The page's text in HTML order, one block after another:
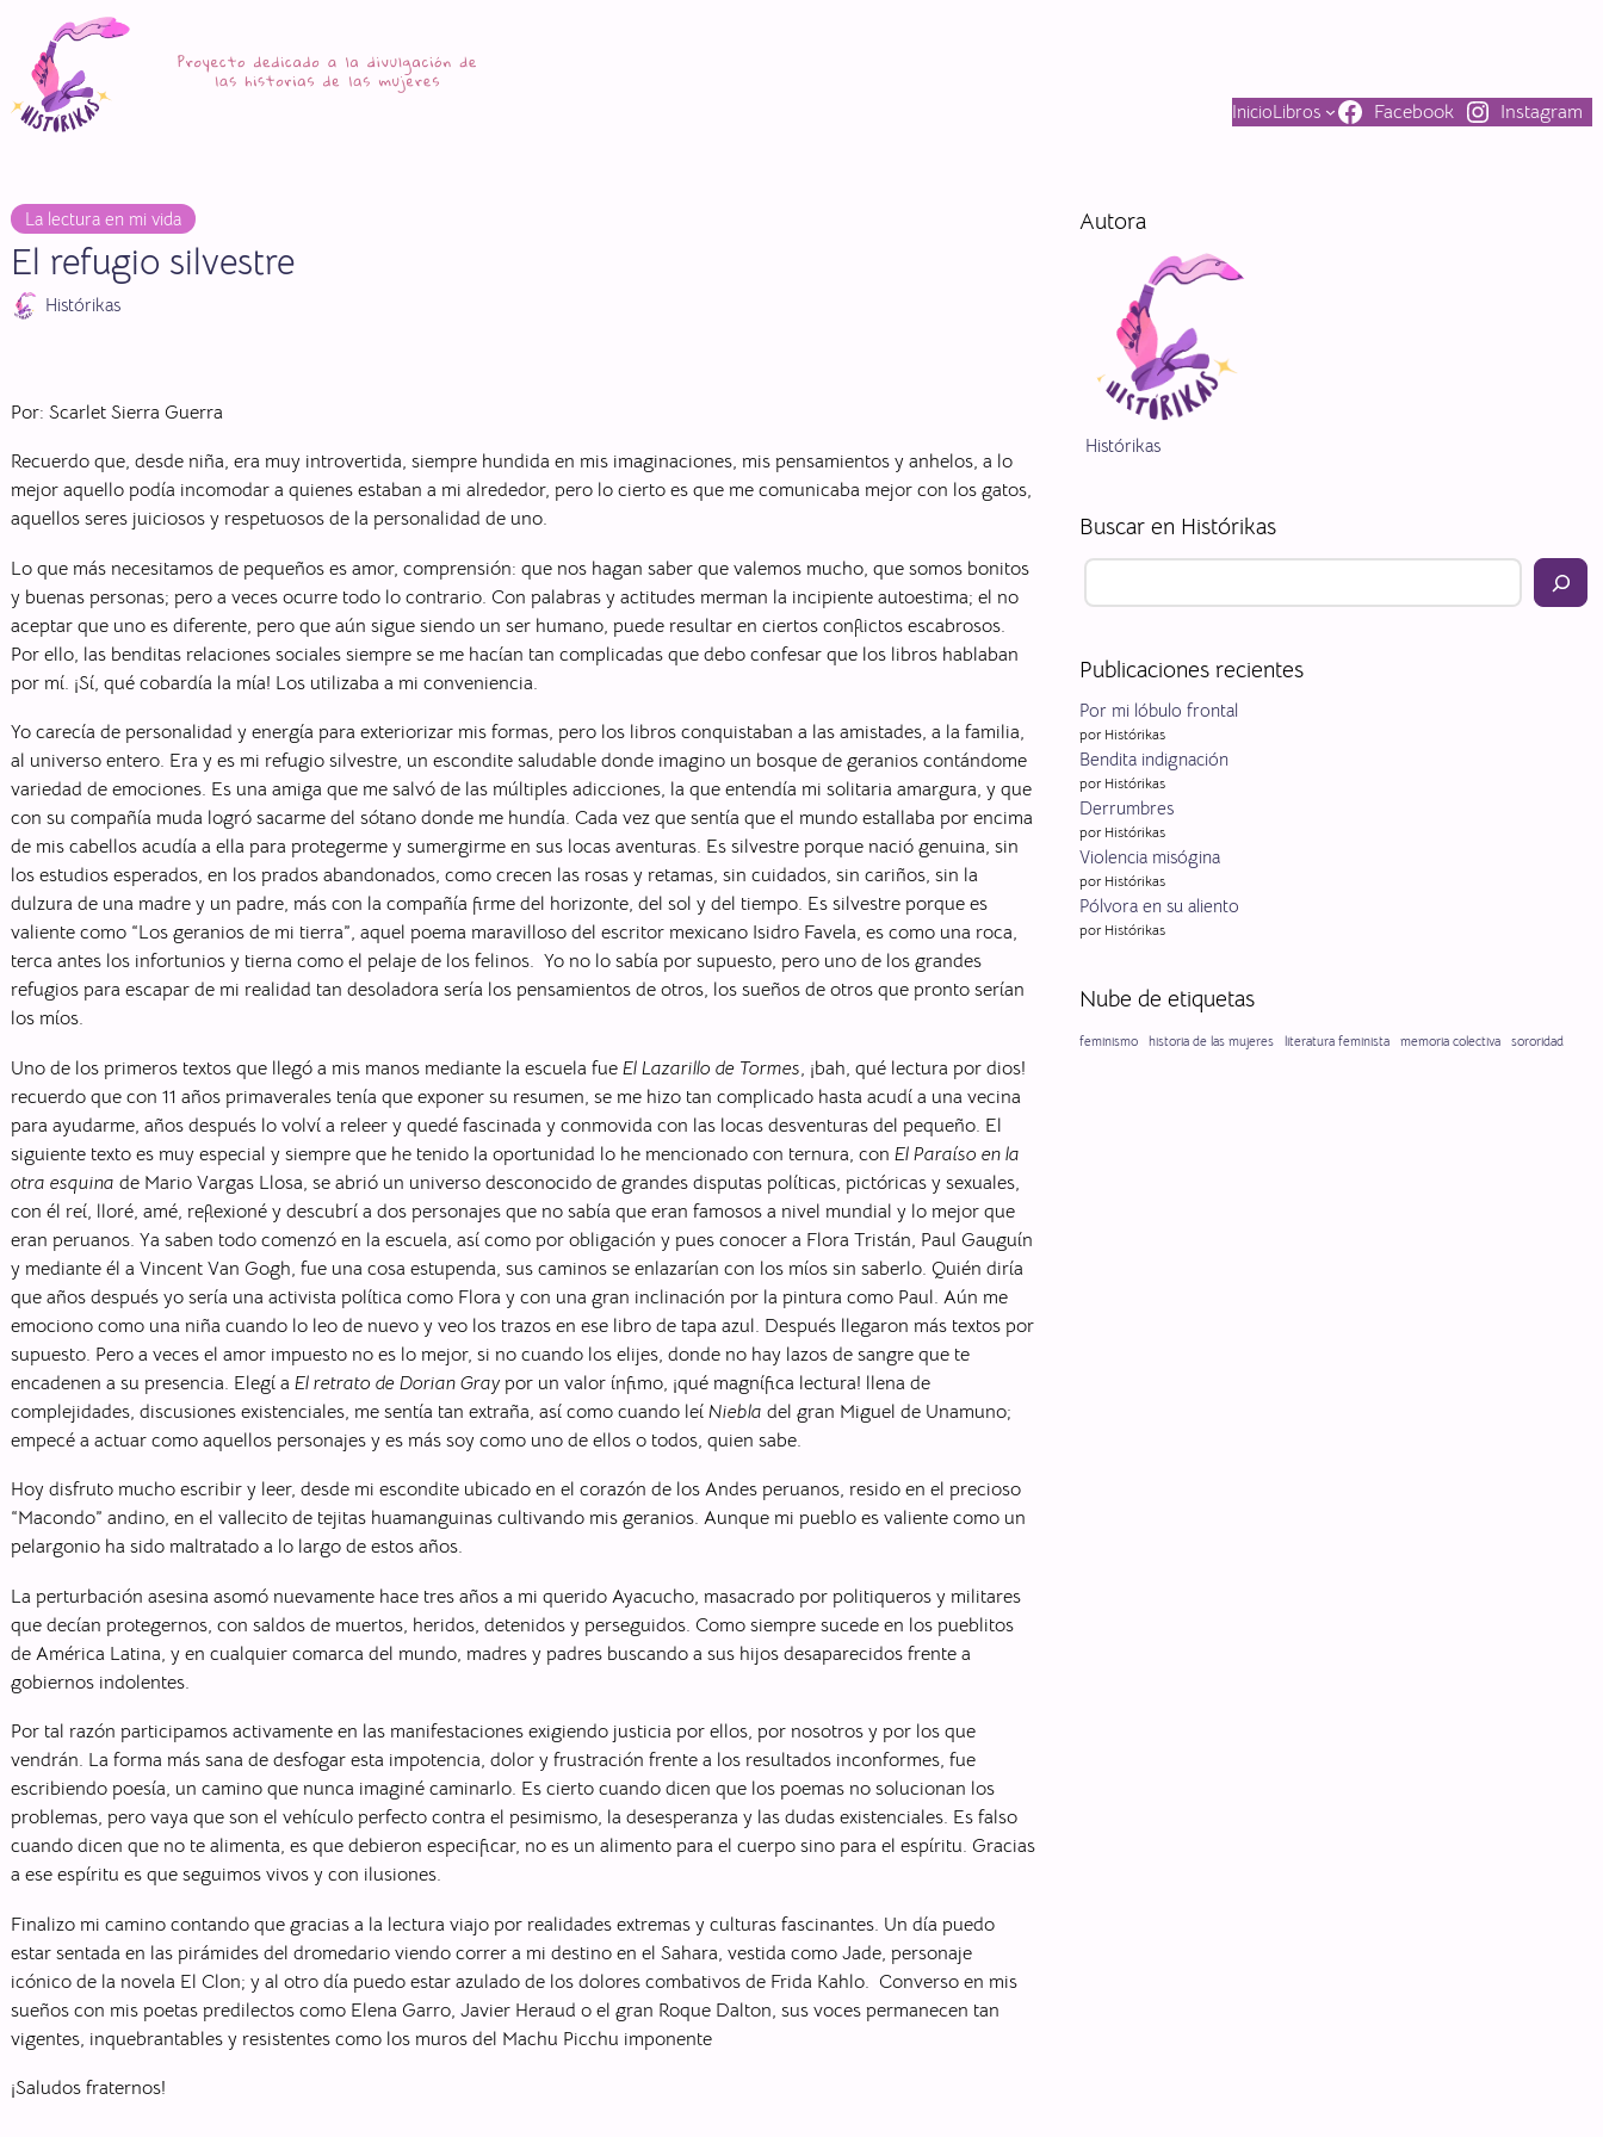
Saltar
contenido
InicioLibros Facebook Instagram
La lectura en mi vida
El refugio silvestre
Histórikas
Por: Scarlet Sierra Guerra
Recuerdo que, desde niña, era muy introvertida, siempre hundida en mis imaginaciones, mis pensamientos y anhelos, a lo
mejor aquello podía incomodar a quienes estaban a mi alrededor, pero lo cierto es que me comunicaba mejor con los gatos,
aquellos seres juiciosos y respetuosos de la personalidad de uno.
Lo que más necesitamos de pequeños es amor, comprensión: que nos hagan saber que valemos mucho, que somos bonitos
y buenas personas; pero a veces ocurre todo lo contrario. Con palabras y actitudes merman la incipiente autoestima; el no
aceptar que uno es diferente, pero que aún sigue siendo un ser humano, puede resultar en ciertos conflictos escabrosos.
Por ello, las benditas relaciones sociales siempre se me hacían tan complicadas que debo confesar que los libros hablaban
por mí. ¡Sí, qué cobardía la mía! Los utilizaba a mi conveniencia.
Yo carecía de personalidad y energía para exteriorizar mis formas, pero los libros conquistaban a las amistades, a la familia,
al universo entero. Era y es mi refugio silvestre, un escondite saludable donde imagino un bosque de geranios contándome
variedad de emociones. Es una amiga que me salvó de las múltiples adicciones, la que entendía mi solitaria amargura, y que
con su compañía muda logró sacarme del sótano donde me hundía. Cada vez que sentía que el mundo estallaba por encima
de mis cabellos acudía a ella para protegerme y sumergirme en sus locas aventuras. Es silvestre porque nació genuina, sin
los estudios esperados, en los prados abandonados, como crecen las rosas y retamas, sin cuidados, sin cariños, sin la
dulzura de una madre y un padre, más con la compañía firme del horizonte, del sol y del tiempo. Es silvestre porque es
valiente como “Los geranios de mi tierra”, aquel poema maravilloso del escritor mexicano Isidro Favela, es como una roca,
terca antes los infortunios y tierna como el pelaje de los felinos. Yo no lo sabía por supuesto, pero uno de los grandes
refugios para escapar de mi realidad tan desoladora sería los pensamientos de otros, los sueños de otros que pronto serían
los míos.
Uno de los primeros textos que llegó a mis manos mediante la escuela fue El Lazarillo de Tormes, ¡bah, qué lectura por dios!
recuerdo que con 11 años primaverales tenía que exponer su resumen, se me hizo tan complicado hasta acudí a una vecina
para ayudarme, años después lo volví a releer y quedé fascinada y conmovida con las locas desventuras del pequeño. El
siguiente texto es muy especial y siempre que he tenido la oportunidad lo he mencionado con ternura, con El Paraíso en la
otra esquina de Mario Vargas Llosa, se abrió un universo desconocido de grandes disputas políticas, pictóricas y sexuales,
con él reí, lloré, amé, reflexioné y descubrí a dos personajes que no sabía que eran famosos a nivel mundial y lo mejor que
eran peruanos. Ya saben todo comenzó en la escuela, así como por obligación y pues conocer a Flora Tristán, Paul Gauguín
y mediante él a Vincent Van Gogh, fue una cosa estupenda, sus caminos se enlazarían con los míos sin saberlo. Quién diría
que años después yo sería una activista política como Flora y con una gran inclinación por la pintura como Paul. Aún me
emociono como una niña cuando lo leo de nuevo y veo los trazos en ese libro de tapa azul. Después llegaron más textos por
supuesto. Pero a veces el amor impuesto no es lo mejor, si no cuando los elijes, donde no hay lazos de sangre que te
encadenen a su presencia. Elegí a El retrato de Dorian Graypor un valor ínfimo, ¡qué magnífica lectura! llena de
complejidades, discusiones existenciales, me sentía tan extraña, así como cuando leí Niebla del gran Miguel de Unamuno;
empecé a actuar como aquellos personajes y es más soy como uno de ellos o todos, quien sabe.
Hoy disfruto mucho escribir y leer, desde mi escondite ubicado en el corazón de los Andes peruanos, resido en el precioso
“Macondo” andino, en el vallecito de tejitas huamanguinas cultivando mis geranios. Aunque mi pueblo es valiente como un
pelargonio ha sido maltratado a lo largo de estos años.
La perturbación asesina asomó nuevamente hace tres años a mi querido Ayacucho, masacrado por politiqueros y militares
que decían protegernos, con saldos de muertos, heridos, detenidos y perseguidos. Como siempre sucede en los pueblitos
de América Latina, y en cualquier comarca del mundo, madres y padres buscando a sus hijos desaparecidos frente a
gobiernos indolentes.
Por tal razón participamos activamente en las manifestaciones exigiendo justicia por ellos, por nosotros y por los que
vendrán. La forma más sana de desfogar esta impotencia, dolor y frustración frente a los resultados inconformes, fue
escribiendo poesía, un camino que nunca imaginé caminarlo. Es cierto cuando dicen que los poemas no solucionan los
problemas, pero vaya que son el vehículo perfecto contra el pesimismo, la desesperanza y las dudas existenciales. Es falso
cuando dicen que no te alimenta, es que debieron especificar, no es un alimento para el cuerpo sino para el espíritu. Gracias
a ese espíritu es que seguimos vivos y con ilusiones.
Finalizo mi camino contando que gracias a la lectura viajo por realidades extremas y culturas fascinantes. Un día puedo
estar sentada en las pirámides del dromedario viendo correr a mi destino en el Sahara, vestida como Jade, personaje
icónico de la novela El Clon; y al otro día puedo estar azulado de los dolores combativos de Frida Kahlo. Converso en mis
sueños con mis poetas predilectos como Elena Garro, Javier Heraud o el gran Roque Dalton, sus voces permanecen tan
vigentes, inquebrantables y resistentes como los muros del Machu Picchu imponente
¡Saludos fraternos!
Autora
Histórikas
Buscar en Histórikas
Búsqueda
Publicaciones recientes
Por mi lóbulo frontal
por Histórikas
Bendita indignación
por Histórikas
Derrumbres
por Histórikas
Violencia misógina
por Histórikas
Pólvora en su aliento
por Histórikas
Nube de etiquetas
feminismo historia de las mujeres literatura feminista memoria colectiva sororidad